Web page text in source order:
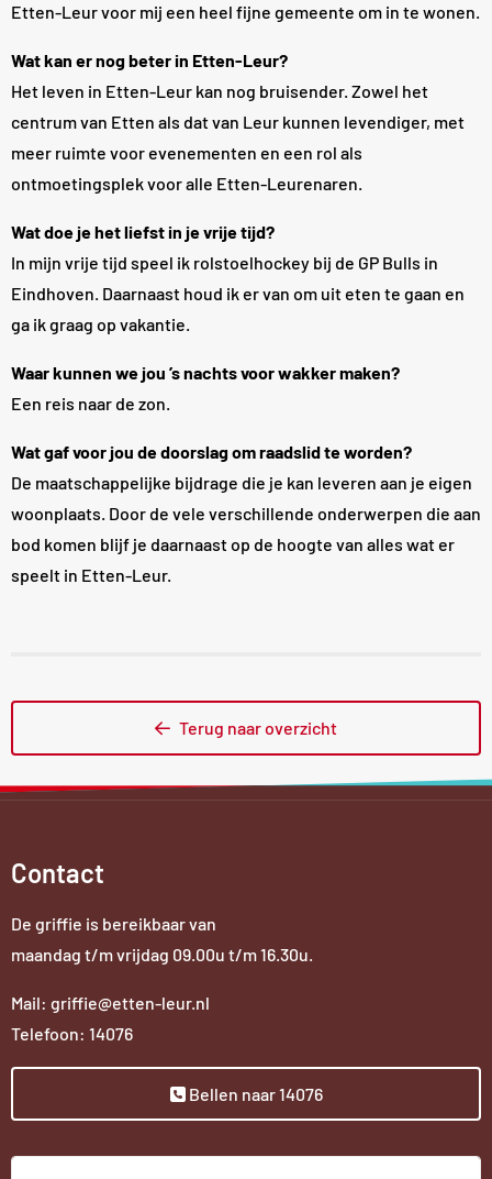
Etten-Leur voor mij een heel fijne gemeente om in te wonen.
Wat kan er nog beter in Etten-Leur?
Het leven in Etten-Leur kan nog bruisender. Zowel het
centrum van Etten als dat van Leur kunnen levendiger, met
meer ruimte voor evenementen en een rol als
ontmoetingsplek voor alle Etten-Leurenaren.
Wat doe je het liefst in je vrije tijd?
In mijn vrije tijd speel ik rolstoelhockey bij de GP Bulls in
Eindhoven. Daarnaast houd ik er van om uit eten te gaan en
ga ik graag op vakantie.
Waar kunnen we jou ’s nachts voor wakker maken?
Een reis naar de zon.
Wat gaf voor jou de doorslag om raadslid te worden?
De maatschappelijke bijdrage die je kan leveren aan je eigen
woonplaats. Door de vele verschillende onderwerpen die aan
bod komen blijf je daarnaast op de hoogte van alles wat er
speelt in Etten-Leur.
Terug naar overzicht
Contact
De griffie is bereikbaar van
maandag t/m vrijdag 09.00u t/m 16.30u.
Mail: griffie@etten-leur.nl
Telefoon: 14076
Bellen naar 14076